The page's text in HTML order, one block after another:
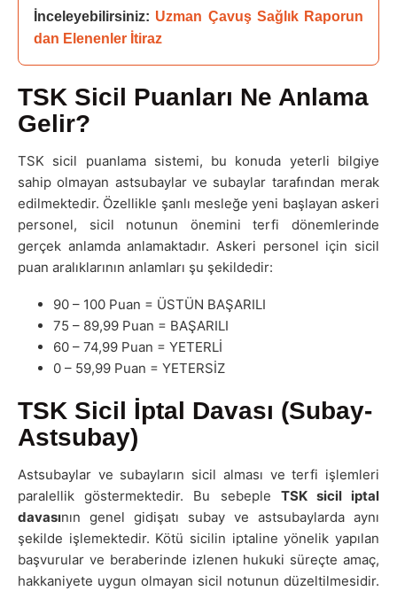
İnceleyebilirsiniz: Uzman Çavuş Sağlık Raporun
dan Elenenler İtiraz
TSK Sicil Puanları Ne Anlama
Gelir?
TSK sicil puanlama sistemi, bu konuda yeterli bilgiye
sahip olmayan astsubaylar ve subaylar tarafından merak
edilmektedir. Özellikle şanlı mesleğe yeni başlayan askeri
personel, sicil notunun önemini terfi dönemlerinde
gerçek anlamda anlamaktadır. Askeri personel için sicil
puan aralıklarının anlamları şu şekildedir:
90 – 100 Puan = ÜSTÜN BAŞARILI
75 – 89,99 Puan = BAŞARILI
60 – 74,99 Puan = YETERLİ
0 – 59,99 Puan = YETERSİZ
TSK Sicil İptal Davası (Subay-
Astsubay)
Astsubaylar ve subayların sicil alması ve terfi işlemleri
paralellik göstermektedir. Bu sebeple TSK sicil iptal
davasının genel gidişatı subay ve astsubaylarda aynı
şekilde işlemektedir. Kötü sicilin iptaline yönelik yapılan
başvurular ve beraberinde izlenen hukuki süreçte amaç,
hakkaniyete uygun olmayan sicil notunun düzeltilmesidir.